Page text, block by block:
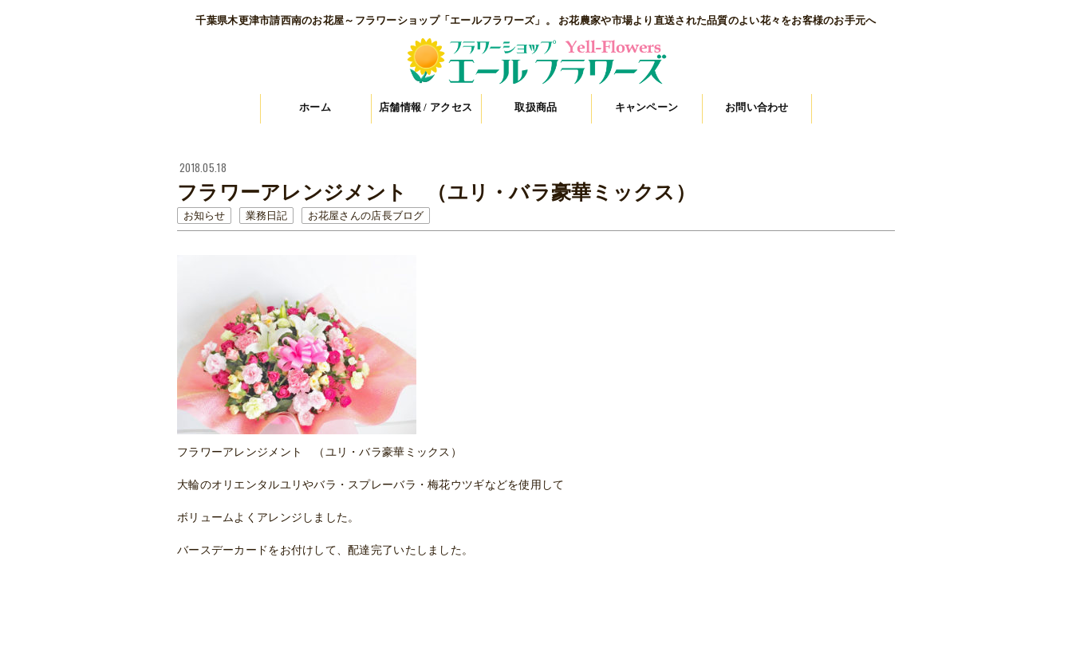
千葉県木更津市請西南のお花屋～フラワーショップ「エールフラワーズ」。 お花農家や市場より直送された品質のよい花々をお客様のお手元へ
ホーム 店舗情報 / アクセス 取扱商品 キャンペーン お問い合わせ
2018.05.18
フラワーアレンジメント （ユリ・バラ豪華ミックス）
お知らせ 業務日記 お花屋さんの店長ブログ
フラワーアレンジメント （ユリ・バラ豪華ミックス）
大輪のオリエンタルユリやバラ・スプレーバラ・梅花ウツギなどを使用して
ボリュームよくアレンジしました。
バースデーカードをお付けして、配達完了いたしました。